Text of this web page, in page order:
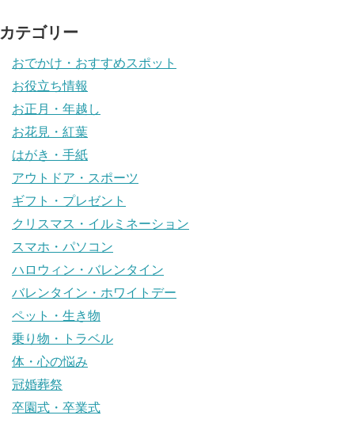
カテゴリー
おでかけ・おすすめスポット
お役立ち情報
お正月・年越し
お花見・紅葉
はがき・手紙
アウトドア・スポーツ
ギフト・プレゼント
クリスマス・イルミネーション
スマホ・パソコン
ハロウィン・バレンタイン
バレンタイン・ホワイトデー
ペット・生き物
乗り物・トラベル
体・心の悩み
冠婚葬祭
卒園式・卒業式